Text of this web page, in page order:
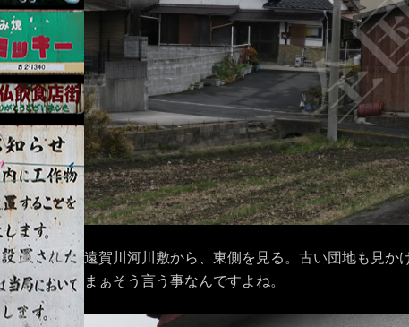
遠賀川河川敷から、東側を見る。古い団地も見か
まぁそう言う事なんですよね。